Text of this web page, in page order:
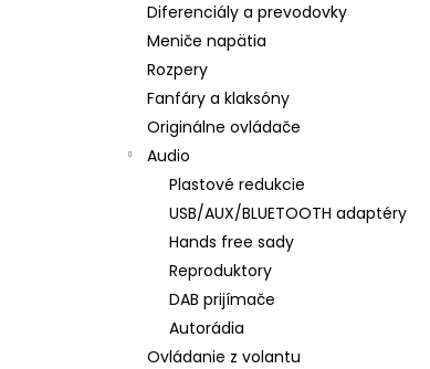
Diferenciály a prevodovky
Meniče napätia
Rozpery
Fanfáry a klaksóny
Originálne ovládače
Audio
Plastové redukcie
USB/AUX/BLUETOOTH adaptéry
Hands free sady
Reproduktory
DAB prijímače
Autorádia
Ovládanie z volantu